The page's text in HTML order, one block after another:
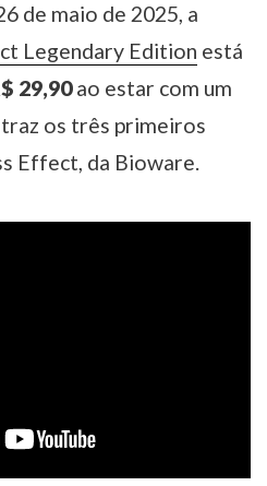
de maio de 2025, a
Legendary Edition está
29,90ao estar com um
os três primeiros
Effect, da Bioware.